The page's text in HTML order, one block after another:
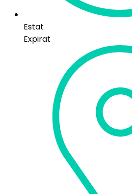
Estat
Expirat